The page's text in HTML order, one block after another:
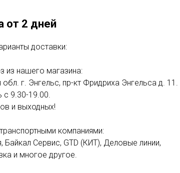
от 2 дней
доставки:
из нашего магазина:
г. Энгельс, пр-кт Фридриха Энгельса д. 11.
с 9.30-19.00.
и выходных!
компаниями:
Байкал Сервис, GTD (КИТ), Деловые линии,
и многое другое.